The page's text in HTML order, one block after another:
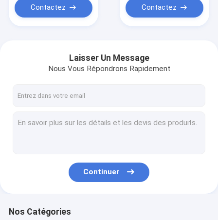
Contactez Contactez
Laisser Un Message
Nous Vous Répondrons Rapidement
Continuer
Nos Catégories